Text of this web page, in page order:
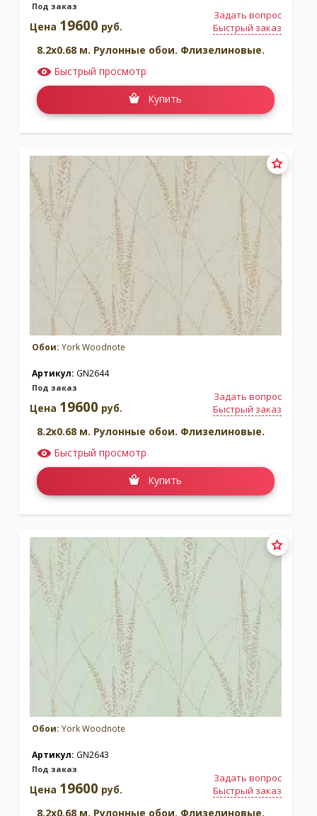
Под заказ
Задать вопрос
Быстрый заказ
Цена 19600 руб.
8.2x0.68 м. Рулонные обои. Флизелиновые.
Быстрый просмотр
Купить
Обои: York Woodnote
Артикул: GN2644
Под заказ
Задать вопрос
Быстрый заказ
Цена 19600 руб.
8.2x0.68 м. Рулонные обои. Флизелиновые.
Быстрый просмотр
Купить
Обои: York Woodnote
Артикул: GN2643
Под заказ
Задать вопрос
Быстрый заказ
Цена 19600 руб.
8.2x0.68 м. Рулонные обои. Флизелиновые.